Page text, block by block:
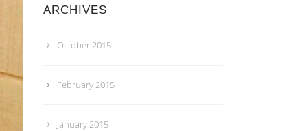
ARCHIVES
October 2015
February 2015
January 2015